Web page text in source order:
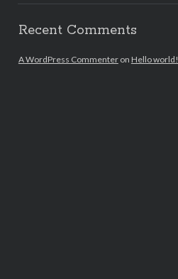
Recent Comments
A WordPress Commenteron Hello world!